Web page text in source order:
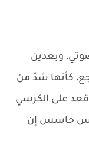
وبعدين
كأنها شدّ من
قعد على الكرسي
بس حاسس إن